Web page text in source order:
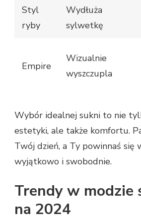
Styl
ryby
Wydłuża
sylwetkę
Empire
Wizualnie
wyszczupla
Wybór idealnej sukni to nie
estetyki, ale także komfortu.
Twój dzień, a Ty powinnaś się
wyjątkowo i swobodnie.
Trendy w modzie
na 2024